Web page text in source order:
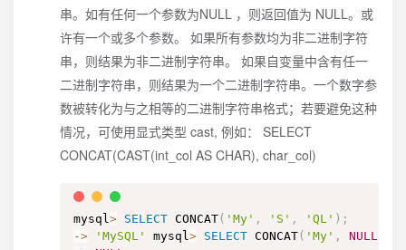
串。如有任何一个参数为NULL ，则返回值为 NULL。或
许有一个或多个参数。 如果所有参数均为非二进制字符
串，则结果为非二进制字符串。 如果自变量中含有任一
二进制字符串，则结果为一个二进制字符串。一个数字参
数被转化为与之相等的二进制字符串格式；若要避免这种
情况，可使用显式类型 cast, 例如： SELECT
CONCAT(CAST(int_col AS CHAR), char_col)
mysql> SELECT CONCAT ( 'My' , 'S' , 'QL' ) ;
-> 'MySQL' mysql> SELECT CONCAT ( 'My' , NULL